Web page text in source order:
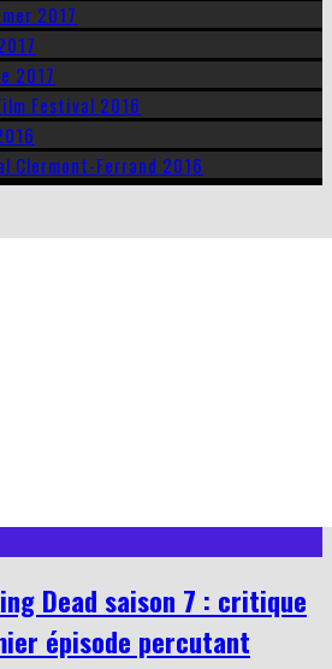
2017
2017
Festival 2016
Clermont-Ferrand 2016
Dead saison 7 : critique
épisode percutant